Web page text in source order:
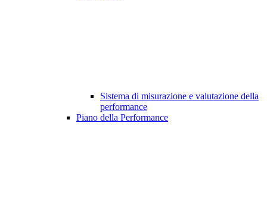
Sistema di misurazione e valutazione della
performance
Piano della Performance